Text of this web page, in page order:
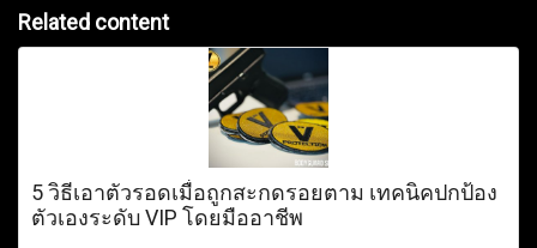
Related content
5 วิธีเอาตัวรอดเมื่อถูกสะกดรอยตาม เทคนิคปกป้อง
ตัวเองระดับ VIP โดยมืออาชีพ